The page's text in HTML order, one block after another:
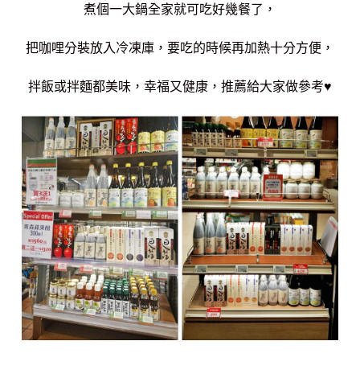
煮個一大鍋全家就可吃好幾餐了，
把咖哩分裝放入冷凍庫，要吃的時候再加熱十分方便，
拌飯或拌麵都美味，幸福又健康，推薦給大家做參考♥